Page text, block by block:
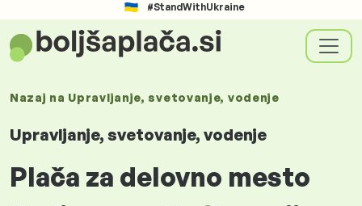
#StandWithUkraine
Nazaj na Upravljanje, svetovanje, vodenje
Upravljanje, svetovanje, vodenje
Plača za delovno mesto